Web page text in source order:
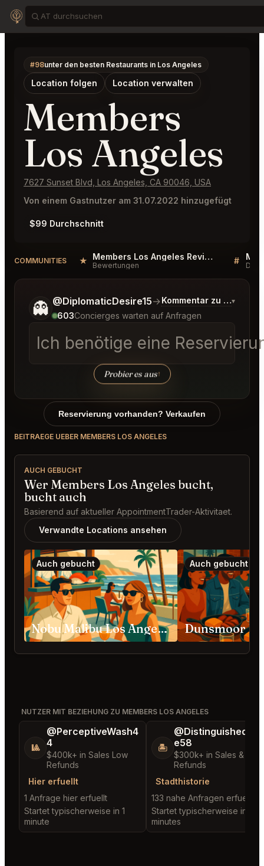
#98unter den besten Restaurants in Los Angeles
Location folgen Location verwalten
Members
Los Angeles
7627 Sunset Blvd, Los Angeles, CA 90046, USA
Von einem Gastnutzer am 31.07.2022 hinzugefügt
$99 Durchschnitt
COMMUNITIES ★ Members Los Angeles Reviews
Bewertungen #
👻 @DiplomaticDesire15→Kommentar zu den
▾
603Concierges warten auf Anfragen
Ich benötige eine
Probier es aus↑
Sag mir noch etwas genauer, was du möchtest.
Reservierung vorhanden? Verkaufen
BEITRAEGE UEBER MEMBERS LOS ANGELES
AUCH GEBUCHT
Wer Members Los Angeles bucht,
bucht auch
Basierend auf aktueller AppointmentTrader-Aktivitaet.
Verwandte Locations ansehen
Auch gebucht
Nobu Malibu Los Angeles
Auch gebucht
Dunsmoor
NUTZER MIT BEZIEHUNG ZU MEMBERS LOS ANGELES
🎱
@PerceptiveWash4
4
$400k+ in Sales Low
Refunds
Hier erfuellt
1 Anfrage hier erfuellt
Startet typischerweise in 1
minute
🏝️
@DistinguishedTre
e58
$300k+ in Sales & Low
Refunds
Stadthistorie
133 nahe Anfragen erfuellt
Startet typischerweise in 2
minutes